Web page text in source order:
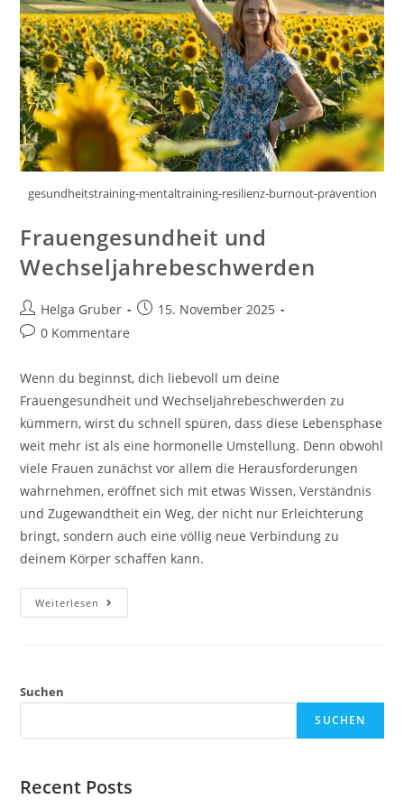
gesundheitstraining-mentaltraining-resilienz-burnout-prävention
Frauengesundheit und
Wechseljahrebeschwerden
Beitrags-
Autor:
Helga Gruber
Beitrag15. November 2025
Beitrags-
0 Kommentare
Wenn du beginnst, dich liebevoll um deine
Frauengesundheit und Wechseljahrebeschwerden zu
kümmern, wirst du schnell spüren, dass diese Lebensphase
weit mehr ist als eine hormonelle Umstellung. Denn obwohl
viele Frauen zunächst vor allem die Herausforderungen
wahrnehmen, eröffnet sich mit etwas Wissen, Verständnis
und Zugewandtheit ein Weg, der nicht nur Erleichterung
bringt, sondern auch eine völlig neue Verbindung zu
deinem Körper schaffen kann.
Weiterlesen Frauengesundheit
Und
Suchen
SUCHEN
Recent Posts